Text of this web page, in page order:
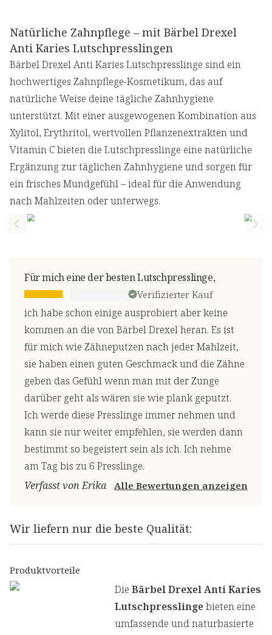
Natürliche Zahnpflege – mit Bärbel Drexel
Anti Karies Lutschpresslingen
Bärbel Drexel Anti Karies Lutschpresslinge sind ein
hochwertiges Zahnpflege-Kosmetikum, das auf
natürliche Weise deine tägliche Zahnhygiene
unterstützt. Mit einer ausgewogenen Kombination aus
Xylitol, Erythritol, wertvollen Pflanzenextrakten und
Vitamin C bieten die Lutschpresslinge eine natürliche
Ergänzung zur täglichen Zahnhygiene und sorgen für
ein frisches Mundgefühl – ideal für die Anwendung
nach Mahlzeiten oder unterwegs.
Previous slide
Für mich eine der besten Lutschpresslinge,
Verifizierter Kauf
ich habe schon einige ausprobiert aber keine
kommen an die von Bärbel Drexel heran. Es ist
für mich wie Zähneputzen nach jeder Mahlzeit,
sie haben einen guten Geschmack und die Zähne
geben das Gefühl wenn man mit der Zunge
darüber geht als wären sie wie plank geputzt.
Ich werde diese Presslinge immer nehmen und
kann sie nur weiter empfehlen, sie werden dann
bestimmt so begeistert sein als ich. Ich nehme
am Tag bis zu 6 Presslinge.
Verfasst von Erika
Alle Bewertungen anzeigen
Wir liefern nur die beste Qualität:
Produktvorteile
Die Bärbel Drexel Anti Karies
Lutschpresslingebieten eine
umfassende und naturbasierte